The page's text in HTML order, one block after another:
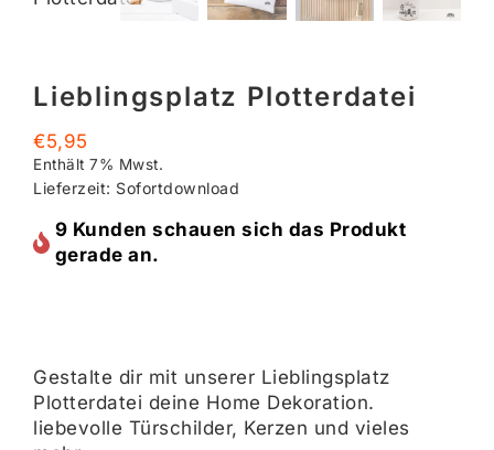
Lieblingsplatz Plotterdatei
€5,95
Enthält 7% Mwst.
Lieferzeit: Sofortdownload
9 Kunden schauen sich das Produkt
gerade an.
Gestalte dir mit unserer Lieblingsplatz
Plotterdatei deine Home Dekoration.
liebevolle Türschilder, Kerzen und vieles